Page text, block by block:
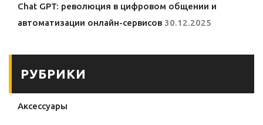
Chat GPT: революция в цифровом общении и
автоматизации онлайн-сервисов 30.12.2025
РУБРИКИ
Аксессуары